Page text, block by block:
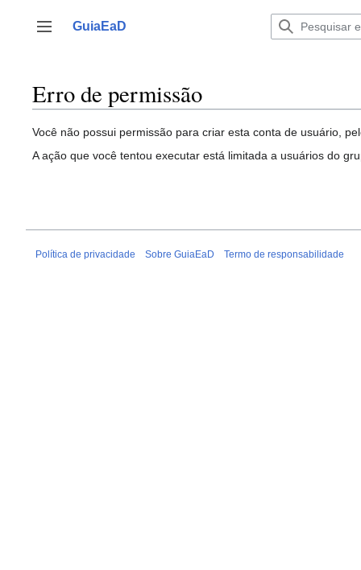
para
Alternar barra lateral
GuiaEaD
Erro de permissão
Você não possui permissão para criar esta conta de usuário,
A ação que você tentou executar está limitada a usuários do
Política de privacidade Sobre GuiaEaD Termo de responsabilidade